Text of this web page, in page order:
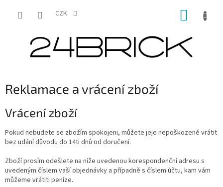
CZK
Reklamace a vrácení zboží
Vrácení zboží
Pokud nebudete se zbožím spokojeni, můžete jeje nepoškozené vrátit
bez udání důvodu do 14ti dnů od doručení.
Zboží prosím odešlete na níže uvedenou korespondenční adresu s
uvedeným číslem vaší objednávky a případně s číslem účtu, kam vám
můžeme vrátiti peníze.